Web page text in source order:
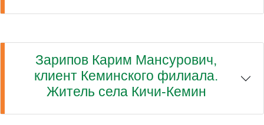
Зарипов Карим Мансурович,
клиент Кеминского филиала.
Житель села Кичи-Кемин